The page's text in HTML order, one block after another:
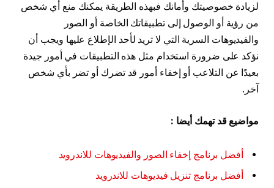
لزيادة خصوصيتك وأمانك فبهذه الطريقة يمكنك منع أي شخص
من رؤية أو الوصول إلى تطبيقاتك الخاصة أو الصور
والفيديوهات السرية التي لا تريد لأحد الإطلاع عليها ويجب أن
نؤكد على ضرورة استخدام مثل هذه التطبيقات في أمور جيدة
بعيدًا عن التلاعب أو إخفاء أمور قد تضرك أو تضر بأي شخص
آخر.
مواضيع قد تهمك أيضا :
أفضل برنامج إخفاء الصور والفيديوهات للاندرويد
أفضل برنامج تنزيل فيديوهات للاندرويد